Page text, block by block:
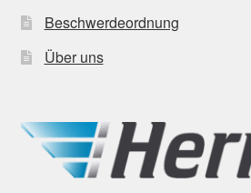
Beschwerdeordnung
Über uns